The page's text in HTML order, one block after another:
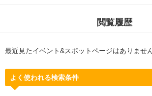
閲覧履歴
最近見たイベント&スポットページはありません
よく使われる検索条件